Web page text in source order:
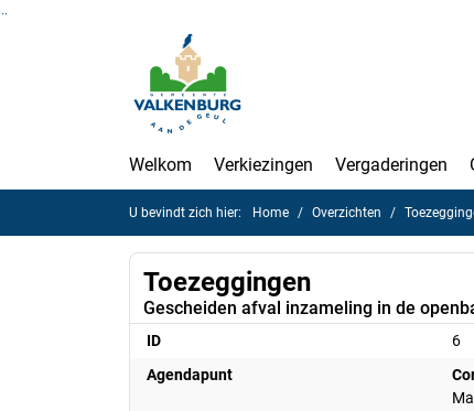
Welkom Verkiezingen Vergaderingen
U bevindt zich hier: Home Overzichten
Toezeggingen
Gescheiden afval inzameling in de
ID
6
Agendapunt